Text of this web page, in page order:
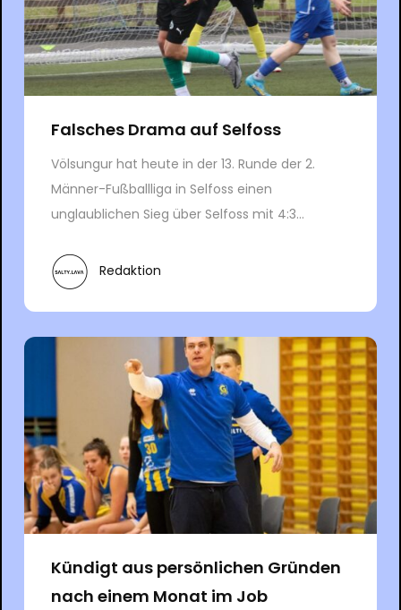
Falsches Drama auf Selfoss
Völsungur hat heute in der 13. Runde der 2.
Männer-Fußballliga in Selfoss einen
unglaublichen Sieg über Selfoss mit 4:3...
Redaktion
Kündigt aus persönlichen Gründen
nach einem Monat im Job